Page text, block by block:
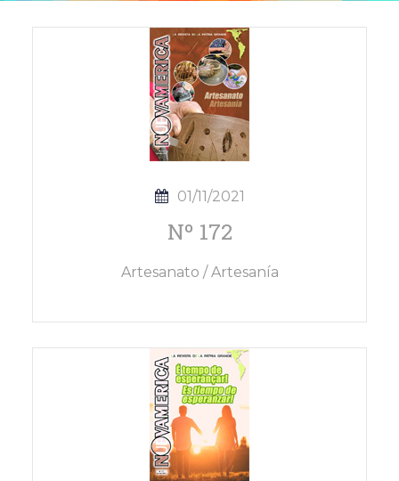
01/11/2021
Nº 172
Artesanato / Artesanía